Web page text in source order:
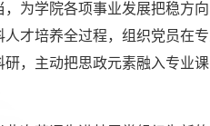
为学院各项事业发展把稳方
才培养全过程，组织党员在
，主动把思政元素融入专业